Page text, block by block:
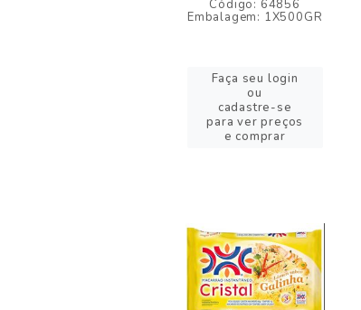
Código: 64856
Embalagem: 1X500GR
Faça seu login
ou
cadastre-se
para ver preços
e comprar